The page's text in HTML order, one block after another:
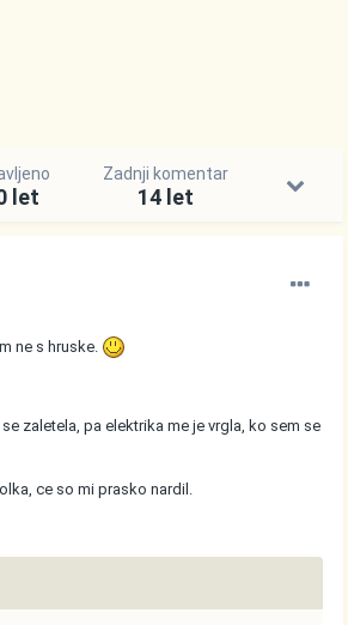
let
Zadnji komentar
14 let
ne s hruske.
zaletela, pa elektrika me je vrgla, ko sem se
ce so mi prasko nardil.